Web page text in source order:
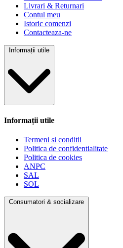
Livrari & Returnari
Contul meu
Istoric comenzi
Contacteaza-ne
Informații utile
Informații utile
Termeni si conditii
Politica de confidentialitate
Politica de cookies
ANPC
SAL
SOL
Consumatori & socializare